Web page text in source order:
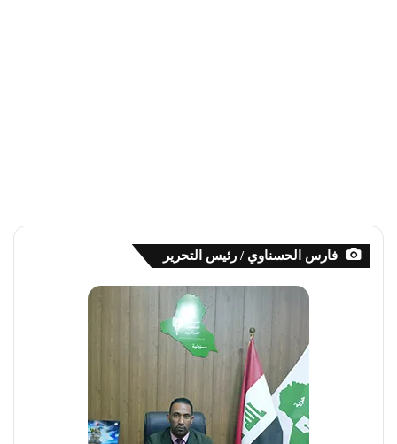
فارس الحسناوي / رئيس التحرير